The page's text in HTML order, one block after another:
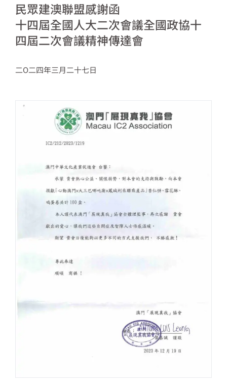
民眾建澳聯盟感謝函
十四屆全國人大二次會議全國政協十
四屆二次會議精神傳達會
二O二四年三月二十七日